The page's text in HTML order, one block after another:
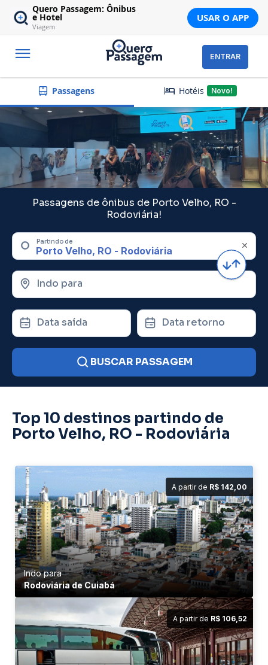
Quero Passagem: Ônibus
e Hotel
Viagem
USAR O APP
ENTRAR
Passagens Hotéis Novo!
Passagens de ônibus de Porto Velho, RO -
Rodoviária!
Partindo de
Indo para
Data saída Data retorno
BUSCAR PASSAGEM
Top 10 destinos partindo de
Porto Velho, RO - Rodoviária
A partir de R$ 142,00
Indo para
Rodoviária de Cuiabá
A partir de R$ 106,52